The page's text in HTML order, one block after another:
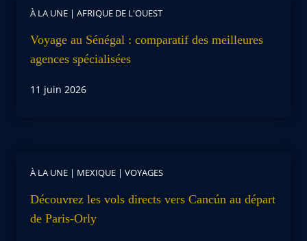
À LA UNE | AFRIQUE DE L'OUEST
Voyage au Sénégal : comparatif des meilleures
agences spécialisées
11 juin 2026
À LA UNE | MEXIQUE | VOYAGES
Découvrez les vols directs vers Cancún au départ
de Paris-Orly